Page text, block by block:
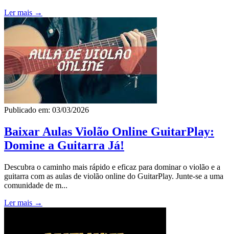
Ler mais →
Publicado em: 03/03/2026
Baixar Aulas Violão Online GuitarPlay:
Domine a Guitarra Já!
Descubra o caminho mais rápido e eficaz para dominar o violão e a
guitarra com as aulas de violão online do GuitarPlay. Junte-se a uma
comunidade de m...
Ler mais →